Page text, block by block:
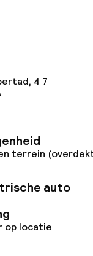
carte
opties
4 7
terrein
auto
op locatie